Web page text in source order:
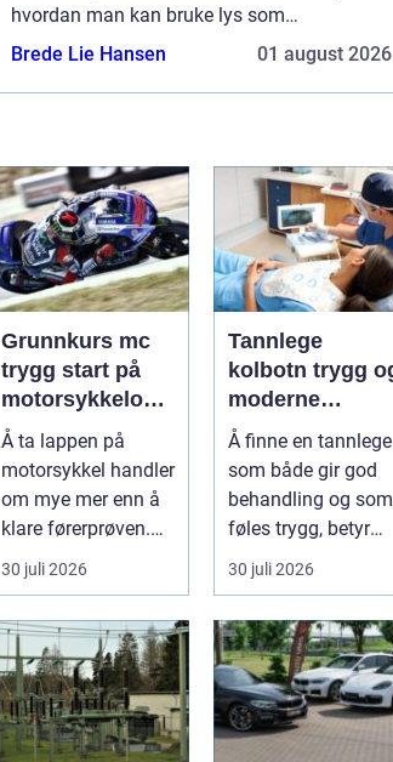
hvordan man kan bruke lys som
nøkkelelement, når man skal lage den
Brede Lie Hansen 01 august 2026
Grunnkurs mc
trygg start på
motorsykkelopp
læringen
Å ta lappen på
motorsykkel handler
om mye mer enn å
klare førerprøven.
Mange ønsker
30 juli 2026
Tannlege
kolbotn trygg og
moderne
tannbehandling
nær deg
Å finne en tannlege
som både gir god
behandling og som
føles trygg, betyr
mye for de fleste.
30 juli 2026